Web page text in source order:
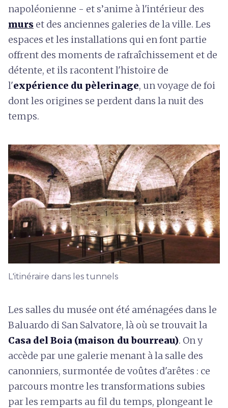
napoléonienne - et s’anime à l'intérieur des
murs et des anciennes galeries de la ville. Les
espaces et les installations qui en font partie
offrent des moments de rafraîchissement et de
détente, et ils racontent l'histoire de
l'expérience du pèlerinage, un voyage de foi
dont les origines se perdent dans la nuit des
temps.
L'itinéraire dans les tunnels
Les salles du musée ont été aménagées dans le
Baluardo di San Salvatore, là où se trouvait la
Casa del Boia (maison du bourreau). On y
accède par une galerie menant à la salle des
canonniers, surmontée de voûtes d'arêtes : ce
parcours montre les transformations subies
par les remparts au fil du temps, plongeant le